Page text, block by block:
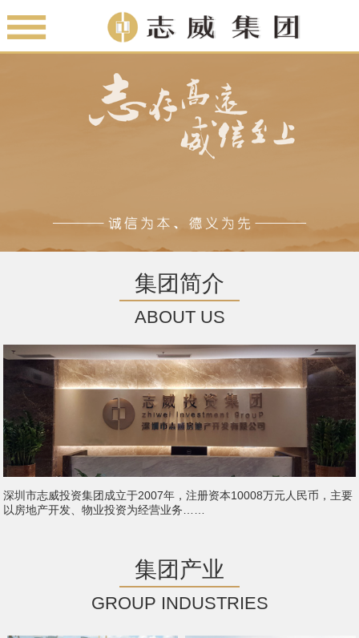
集团简介
ABOUT US
深圳市志威投资集团成立于2007年，注册资本10008万元人民币，主要
以房地产开发、物业投资为经营业务……
集团产业
GROUP INDUSTRIES